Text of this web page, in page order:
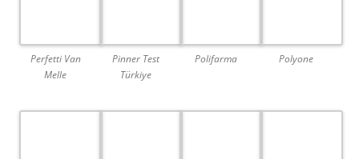
Perfetti Van
Melle
Pinner Test
Türkiye
Polifarma Polyone